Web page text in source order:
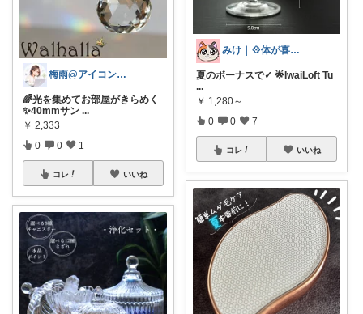
梅雨@アイコン変えました
🌈光を集めてお部屋がきらめく
✨40mmサン ...
￥ 2,333
0 0 1
コレ いいね
みけ｜💠体が喜ぶもの・便利なもの
夏のボーナスで✓ 🌟IwaiLoft Tu
...
￥ 1,280～
0 0 7
コレ いいね